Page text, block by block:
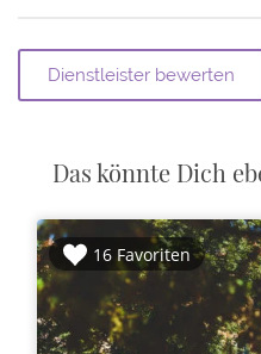
Das könnte Dich
16 Favoriten